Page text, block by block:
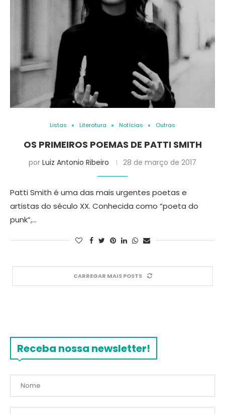
Listas Literatura Notícias Outras
OS PRIMEIROS POEMAS DE PATTI SMITH
por Luiz Antonio Ribeiro 28 de março de 2017
Patti Smith é uma das mais urgentes poetas e
artistas do século XX. Conhecida como “poeta do
punk”,…
CARREGAR MAIS POSTS
Receba nossa newsletter!